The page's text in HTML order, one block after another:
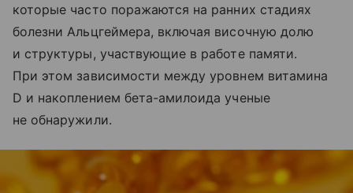
которые часто поражаются на ранних стадиях
болезни Альцгеймера, включая височную долю
и структуры, участвующие в работе памяти.
При этом зависимости между уровнем витамина
D и накоплением бета-амилоида ученые
не обнаружили.